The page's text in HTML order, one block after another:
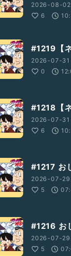
2026-08-
6
#1219【
2026-07-31
0
#1218【
2026-07-
6
#1217 お
2026-07-29
5
#1216 お
2026-07-
5